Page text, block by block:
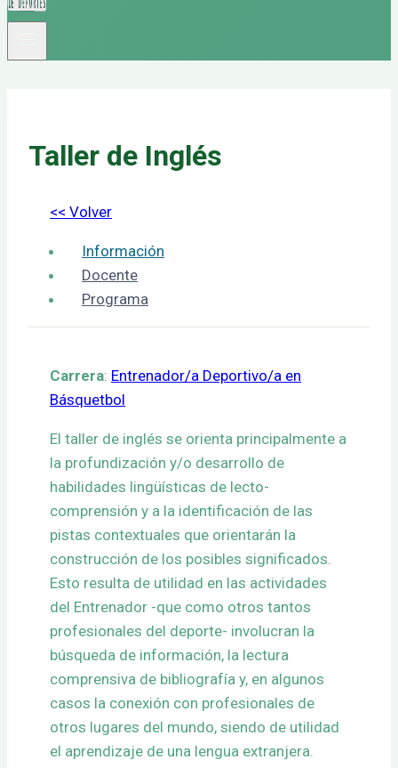
Taller de Inglés
<< Volver
Información
Docente
Programa
Carrera: Entrenador/a Deportivo/a en
Básquetbol
El taller de inglés se orienta principalmente a
la profundización y/o desarrollo de
habilidades lingüísticas de lecto-
comprensión y a la identificación de las
pistas contextuales que orientarán la
construcción de los posibles significados.
Esto resulta de utilidad en las actividades
del Entrenador -que como otros tantos
profesionales del deporte- involucran la
búsqueda de información, la lectura
comprensiva de bibliografía y, en algunos
casos la conexión con profesionales de
otros lugares del mundo, siendo de utilidad
el aprendizaje de una lengua extranjera.